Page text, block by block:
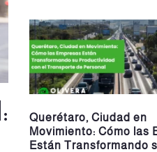
Querétaro, Ciudad en
Movimiento: Cómo las
Están Transformando